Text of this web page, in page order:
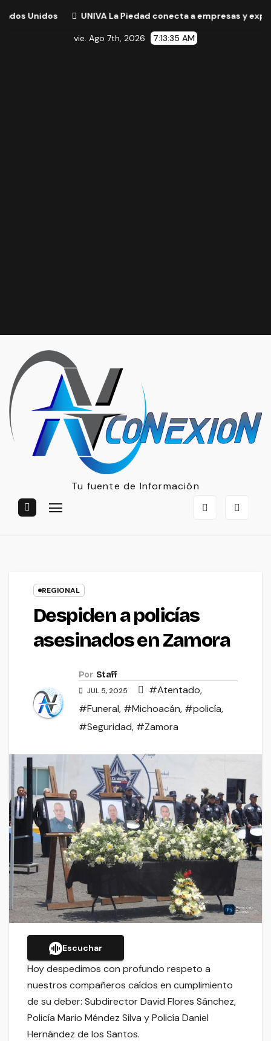
UNIVA La Piedad conecta a empresas y expertos
vie. Ago 7th, 2026 7:13:36 AM
Tu fuente de Información
REGIONAL
Despiden a policías
asesinados en Zamora
Por Staff
JUL 5, 2025 #Atentado,
#Funeral, #Michoacán, #policía,
#Seguridad, #Zamora
Escuchar
Hoy despedimos con profundo respeto a
nuestros compañeros caídos en cumplimiento
de su deber: Subdirector David Flores Sánchez,
Policía Mario Méndez Silva y Policía Daniel
Hernández de los Santos.